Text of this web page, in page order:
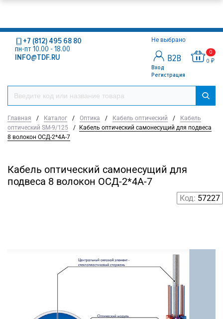
Не выбрано
Вход
Регистрация
0
0 ₽
+7 (812) 495 68 80
пн-пт 10.00 - 18.00
INFO@TDF.RU
Главная / Каталог / Оптика / Кабель оптический /
Кабель
оптический SM-9/125
/
Кабель оптический самонесущий для подвеса
8 волокон ОСД-2*4А-7
Кабель оптический самонесущий для
подвеса 8 волокон ОСД-2*4А-7
Код: 57227